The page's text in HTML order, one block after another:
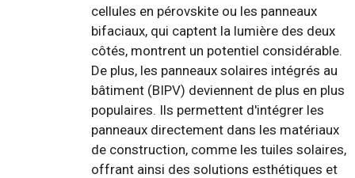
cellules en pérovskite ou les panneaux
bifaciaux, qui captent la lumière des deux
côtés, montrent un potentiel considérable.
De plus, les panneaux solaires intégrés au
bâtiment (BIPV) deviennent de plus en plus
populaires. Ils permettent d'intégrer les
panneaux directement dans les matériaux
de construction, comme les tuiles solaires,
offrant ainsi des solutions esthétiques et